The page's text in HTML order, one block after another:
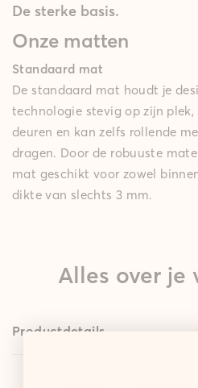
De sterke basis.
Onze matten
Standaard mat
De standaard mat houdt je
technologie stevig op zijn
deuren en kan zelfs rollende
dragen. Door de robuuste
mat geschikt voor zowel
dikte van slechts 3 mm.
Alles over je
Productdetails